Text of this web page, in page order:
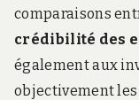
comparaisons
crédibilité des
également aux
objectivement